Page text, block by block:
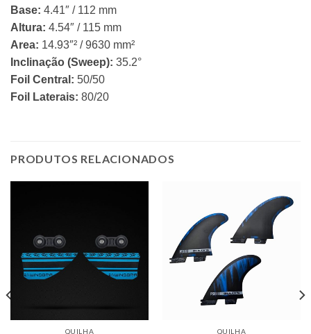
Base: 4.41″ / 112 mm
Altura: 4.54″ / 11​5 mm
Area: 14.93″² / 9630 mm²
Inclinação (Sweep): 35.2°
Foil Central: ​50/50
Foil Laterais: 80/20
PRODUTOS RELACIONADOS
QUILHA QUILHA